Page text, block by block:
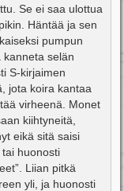
Se ei saa ulottua
Häntää ja sen
pumpun
kanneta selän
S-kirjaimen
jota koira kantaa
virheenä. Monet
kiihtyneitä,
eikä sitä saisi
huonosti
Liian pitkä
yli, ja huonosti